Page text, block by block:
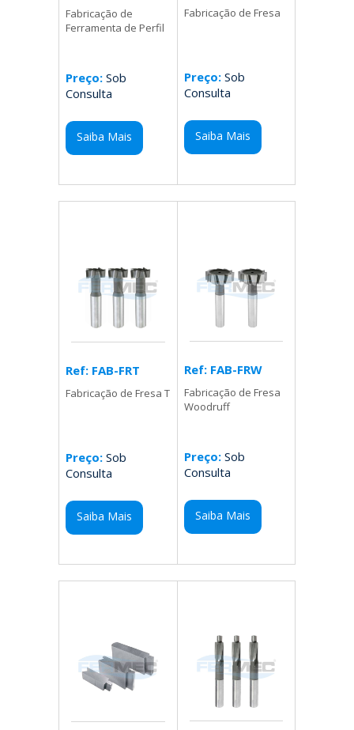
Fabricação de
Ferramenta de Perfil
Preço: Sob
Consulta
Saiba Mais
Fabricação de Fresa
Preço:Sob
Consulta
Saiba Mais
Ref: FAB-FRT
Fabricação de Fresa T
Preço: Sob
Consulta
Saiba Mais
Ref: FAB-FRW
Fabricação de Fresa
Woodruff
Preço:Sob
Consulta
Saiba Mais